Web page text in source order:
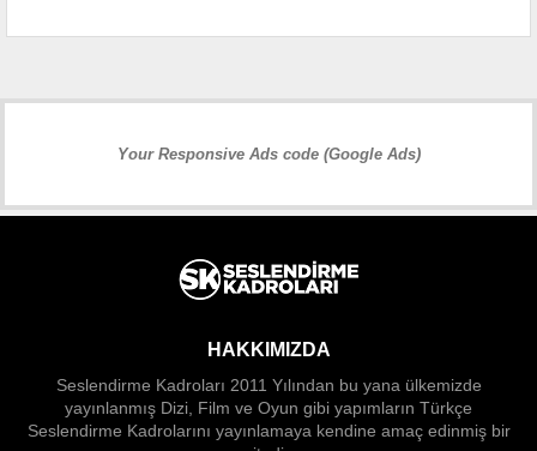
Your Responsive Ads code (Google Ads)
HAKKIMIZDA
Seslendirme Kadroları 2011 Yılından bu yana ülkemizde
yayınlanmış Dizi, Film ve Oyun gibi yapımların Türkçe
Seslendirme Kadrolarını yayınlamaya kendine amaç edinmiş bir